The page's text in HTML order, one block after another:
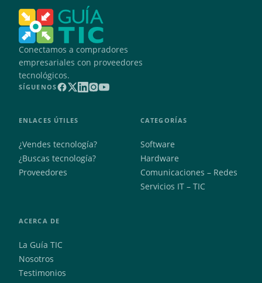
Conectamos a compradores
empresariales con proveedores
tecnológicos.
SÍGUENOS
ENLACES ÚTILES
¿Vendes tecnología?
¿Buscas tecnología?
Proveedores
CATEGORÍAS
Software
Hardware
Comunicaciones – Redes
Servicios IT – TIC
ACERCA DE
La Guía TIC
Nosotros
Testimonios